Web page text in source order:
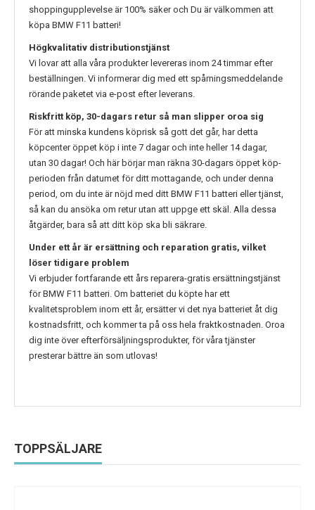
shoppingupplevelse är 100% säker och Du är välkommen att
köpa BMW F11 batteri!
Högkvalitativ distributionstjänst
Vi lovar att alla våra produkter levereras inom 24 timmar efter
beställningen. Vi informerar dig med ett spårningsmeddelande
rörande paketet via e-post efter leverans.
Riskfritt köp, 30-dagars retur så man slipper oroa sig
För att minska kundens köprisk så gott det går, har detta
köpcenter öppet köp i inte 7 dagar och inte heller 14 dagar,
utan 30 dagar! Och här börjar man räkna 30-dagars öppet köp-
perioden från datumet för ditt mottagande, och under denna
period, om du inte är nöjd med ditt BMW F11 batteri eller tjänst,
så kan du ansöka om retur utan att uppge ett skäl. Alla dessa
åtgärder, bara så att ditt köp ska bli säkrare.
Under ett år är ersättning och reparation gratis, vilket
löser tidigare problem
Vi erbjuder fortfarande ett års reparera-gratis ersättningstjänst
förBMW F11 batteri. Om batteriet du köpte har ett
kvalitetsproblem inom ett år, ersätter vi det nya batteriet åt dig
kostnadsfritt, och kommer ta på oss hela fraktkostnaden. Oroa
dig inte över efterförsäljningsprodukter, för våra tjänster
presterar bättre än som utlovas!
TOPPSÄLJARE